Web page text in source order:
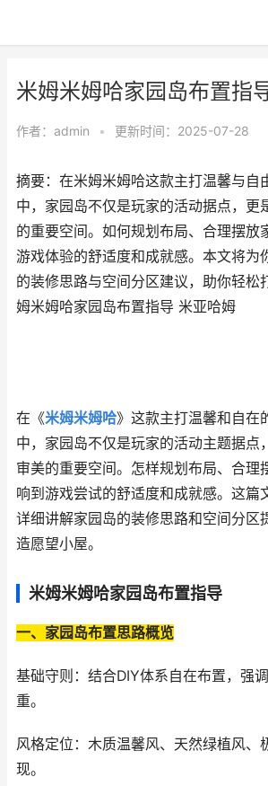
米姆米姆哈家园岛布置指
作者： admin • 更新时间：2025-07-28
摘要：在米姆米姆哈这款主打温馨与自
中，家园岛不仅是玩家的活动据点，更
的重要空间。如何规划布局、合理摆放
游戏体验的舒适度和成就感。本文将为
的装修思路与空间分区建议，助你轻松
姆米姆哈家园岛布置指导 米亚哈姆
在《米姆米姆哈》这款主打温馨和自在
中，家园岛不仅是玩家的活动主题据点
审美的重要空间。怎样规划布局、合理
响到游戏尝试的舒适度和成就感。这篇
详细讲解家园岛的装修思路和空间分区
造愿望小屋。
米姆米姆哈家园岛布置指导
一、家园岛布置思路概览
基础守则：结合DIY体系自在布置，强
重。
风格定位：木质温馨风、天然绿植风、
现。